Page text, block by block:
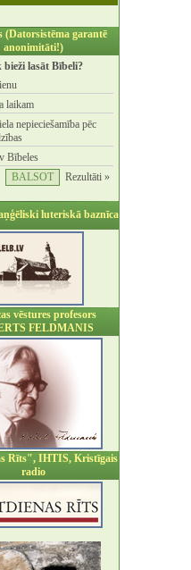
(Datorsistēma garantē
anonimitāti!)
bieži lasāt Bībeli?
laikam
nepieciešamība pēc
Bībeles
Rezultāti »
luteriskā baznīca
vēstures profesors
FELDMANIS
Rīts", IHTIS, Kristīgais
radio